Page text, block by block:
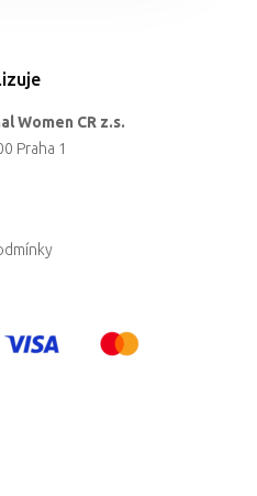
Women CR z.s.
Praha 1